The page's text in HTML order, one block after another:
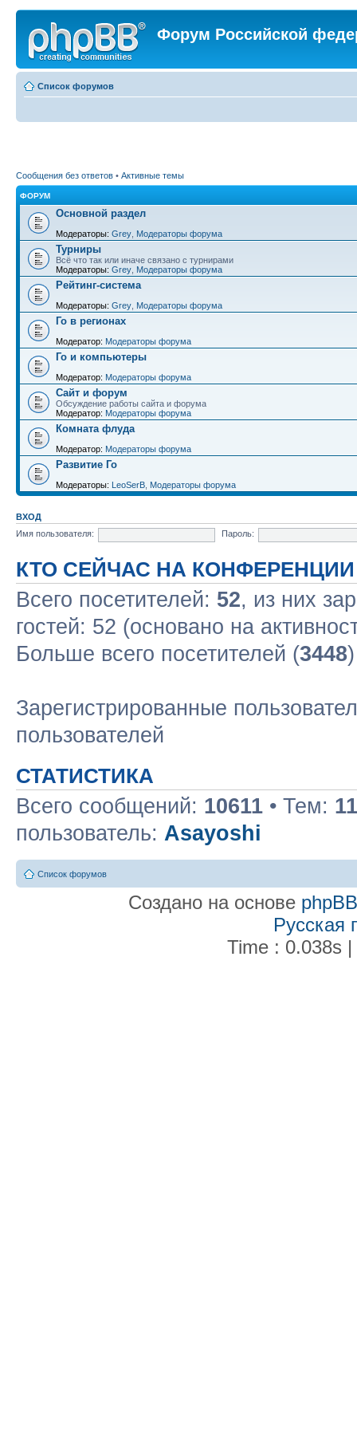
Форум Российской
Список форумов
Сообщения без ответов • Активные темы
ФОРУМ
Основной раздел
Модераторы: Grey Модераторы форума
Турниры
Всё что так или иначе связано с турнирами
Модераторы: Grey Модераторы форума
Рейтинг-система
Модераторы: Grey Модераторы форума
Го в регионах
Модератор: Модераторы форума
Го и компьютеры
Модератор: Модераторы форума
Сайт и форум
Обсуждение работы сайта и форума
Модератор: Модераторы форума
Комната флуда
Модератор: Модераторы форума
Развитие Го
Модераторы: LeoSerB Модераторы форума
ВХОД
Имя пользователя:
Пароль:
КТО СЕЙЧАС НА КОНФЕРЕНЦИИ
Всего посетителей: 52, из них
гостей: 52 (основано на
Больше всего посетителей (3448
Зарегистрированные
пользователей
СТАТИСТИКА
Всего сообщений: 10611 • Тем:
пользователь: Asayoshi
Список форумов
Создано на основе phpBB
Русская
Time : 0.038s